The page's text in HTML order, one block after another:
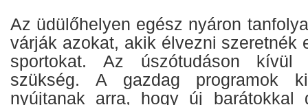
Az üdülőhelyen egész nyáron
várják azokat, akik élvezni szeretnék
sportokat. Az úszótudáson
szükség. A gazdag programok
nyújtanak arra, hogy új barátokkal